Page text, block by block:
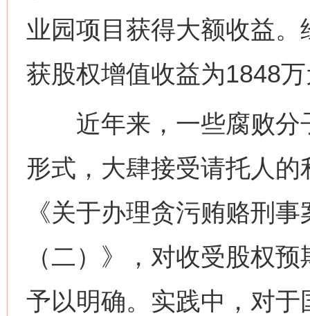
业园项目获得大额收益
获股权增值收益为1848
近年来，一些腐败分
形式，大肆接受请托人的
《关于办理贪污贿赂刑
（二）》，对收受股权
予以明确。实践中，对